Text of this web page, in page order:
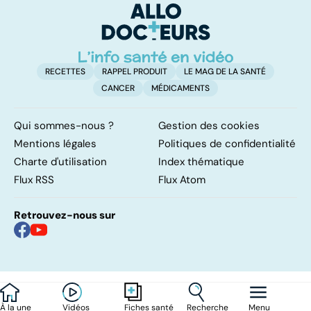
À la une Vidéos Fiches santé Recherche Menu
RECETTES RAPPEL PRODUIT
LE MAG DE LA SANTÉ
CANCER
MÉDICAMENTS
Qui sommes-nous ?
Gestion des cookies
Mentions légales
Politiques de confidentialité
Charte d'utilisation
Index thématique
Flux RSS
Flux Atom
Retrouvez-nous sur